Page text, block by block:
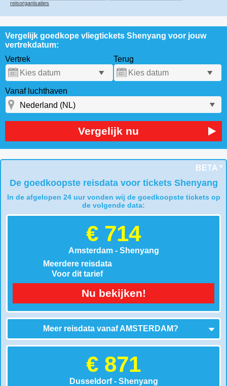
reisorganisaties
Vergelijk goedkope vliegtickets Shenyang voor jouw
vertrekdatum:
Vertrek
Terug
Vanaf luchthaven
Vergelijk nu
BETA *
De goedkoopste reisdata voor tickets Shenyang
In de afgelopen 24 uur vonden wij de goedkoopste tickets op
de volgende data:
€ 714
Amsterdam - Shenyang
Meerdere reisdata
Voor dit tarief
Nu bekijken!
Meer reisdata vanafAMSTERDAM?
€ 871
Dusseldorf - Shenyang